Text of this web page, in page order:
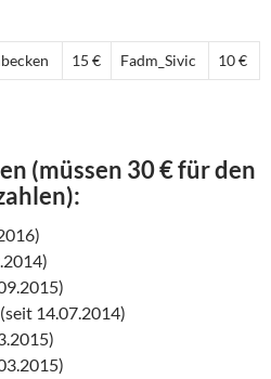
15 € Fadm_Sivic 10 €
(müssen 30 € für den
14.07.2014)